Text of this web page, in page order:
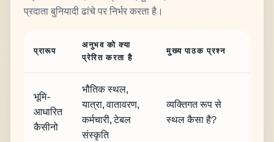
प्रदाता बुनियादी ढांचे पर निर्भर करता है।
प्रारूप
अनुभव को क्या
प्रेरित करता है
मुख्य पाठक प्रश्न
भूमि-
आधारित
कैसीनो
भौतिक स्थल,
यात्रा, वातावरण,
कर्मचारी, टेबल
संस्कृति
व्यक्तिगत रूप से
स्थल कैसा है?